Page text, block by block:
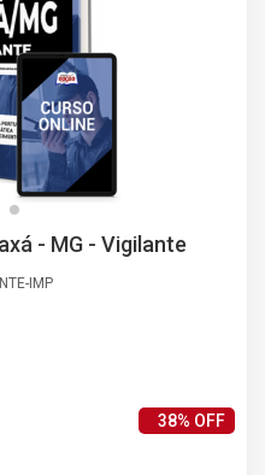
- MG - Vigilante
IMP
38% OFF